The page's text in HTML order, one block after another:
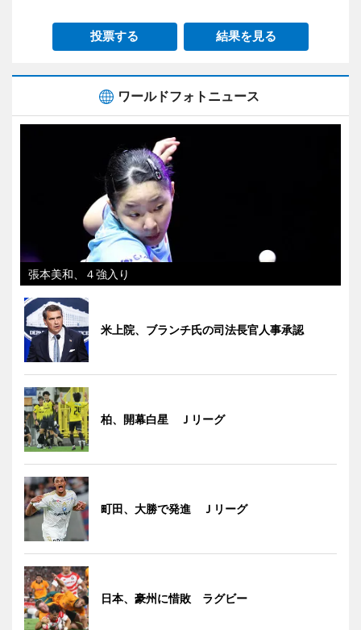
投票する 結果を見る
ワールドフォトニュース
張本美和、４強入り
米上院、ブランチ氏の司法長官人事承認
柏、開幕白星 Ｊリーグ
町田、大勝で発進 Ｊリーグ
日本、豪州に惜敗 ラグビー